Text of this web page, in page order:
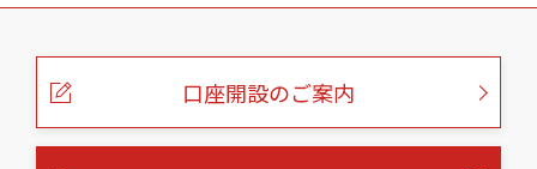
こ
口座開設のご案内